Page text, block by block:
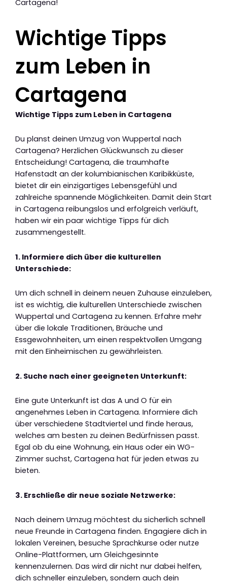
Cartagena!
Wichtige Tipps
zum Leben in
Cartagena
Wichtige Tipps zum Leben in Cartagena
Du planst deinen Umzug von Wuppertal nach
Cartagena? Herzlichen Glückwunsch zu dieser
Entscheidung! Cartagena, die traumhafte
Hafenstadt an der kolumbianischen Karibikküste,
bietet dir ein einzigartiges Lebensgefühl und
zahlreiche spannende Möglichkeiten. Damit dein Start
in Cartagena reibungslos und erfolgreich verläuft,
haben wir ein paar wichtige Tipps für dich
zusammengestellt.
1. Informiere dich über die kulturellen
Unterschiede:
Um dich schnell in deinem neuen Zuhause einzuleben,
ist es wichtig, die kulturellen Unterschiede zwischen
Wuppertal und Cartagena zu kennen. Erfahre mehr
über die lokale Traditionen, Bräuche und
Essgewohnheiten, um einen respektvollen Umgang
mit den Einheimischen zu gewährleisten.
2. Suche nach einer geeigneten Unterkunft:
Eine gute Unterkunft ist das A und O für ein
angenehmes Leben in Cartagena. Informiere dich
über verschiedene Stadtviertel und finde heraus,
welches am besten zu deinen Bedürfnissen passt.
Egal ob du eine Wohnung, ein Haus oder ein WG-
Zimmer suchst, Cartagena hat für jeden etwas zu
bieten.
3. Erschließe dir neue soziale Netzwerke:
Nach deinem Umzug möchtest du sicherlich schnell
neue Freunde in Cartagena finden. Engagiere dich in
lokalen Vereinen, besuche Sprachkurse oder nutze
Online-Plattformen, um Gleichgesinnte
kennenzulernen. Das wird dir nicht nur dabei helfen,
dich schneller einzuleben, sondern auch dein